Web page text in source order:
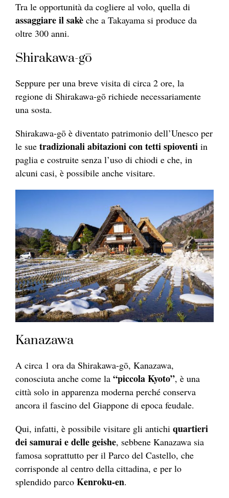
Tra le opportunità da cogliere al volo, quella di
assaggiare il sakè che a Takayama si produce da
oltre 300 anni.
Shirakawa-gō
Seppure per una breve visita di circa 2 ore, la
regione di Shirakawa-gō richiede necessariamente
una sosta.
Shirakawa-gō è diventato patrimonio dell’Unesco per
le sue tradizionali abitazioni con tetti spioventi in
paglia e costruite senza l’uso di chiodi e che, in
alcuni casi, è possibile anche visitare.
Kanazawa
A circa 1 ora da Shirakawa-gō, Kanazawa,
conosciuta anche come la “piccola Kyoto”, è una
città solo in apparenza moderna perché conserva
ancora il fascino del Giappone di epoca feudale.
Qui, infatti, è possibile visitare gli antichi quartieri
dei samurai e delle geishe, sebbene Kanazawa sia
famosa soprattutto per il Parco del Castello, che
corrisponde al centro della cittadina, e per lo
splendido parco Kenroku-en.